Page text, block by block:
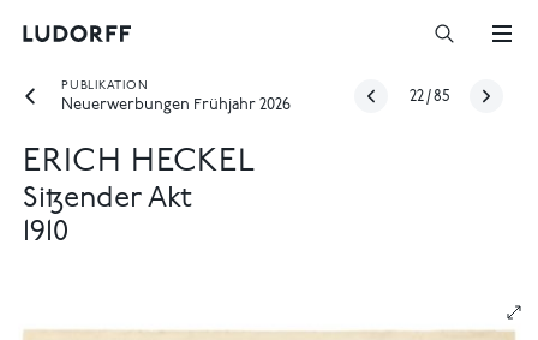
PUBLIKATION
Neuerwerbungen Frühjahr 2026
22 /85
ERICH HECKEL
Sitzender Akt
1910